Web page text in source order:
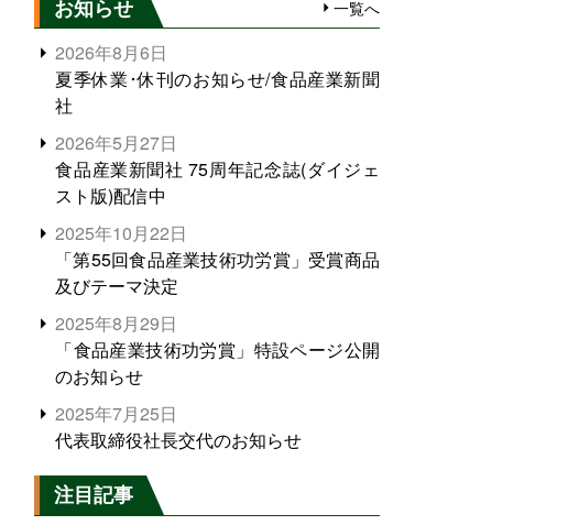
お知らせ 一覧へ
2026年8月6日
夏季休業･休刊のお知らせ/食品産業新聞
社
2026年5月27日
食品産業新聞社 75周年記念誌(ダイジェ
スト版)配信中
2025年10月22日
「第55回食品産業技術功労賞」受賞商品
及びテーマ決定
2025年8月29日
「食品産業技術功労賞」特設ページ公開
のお知らせ
2025年7月25日
代表取締役社長交代のお知らせ
注目記事